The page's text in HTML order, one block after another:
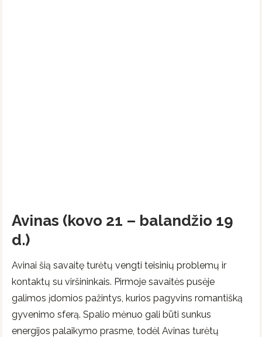
Avinas (kovo 21 – balandžio 19
d.)
Avinai šią savaitę turėtų vengti teisinių problemų ir
kontaktų su viršininkais. Pirmoje savaitės pusėje
galimos įdomios pažintys, kurios pagyvins romantišką
gyvenimo sferą. Spalio mėnuo gali būti sunkus
energijos palaikymo prasme, todėl Avinas turėtų